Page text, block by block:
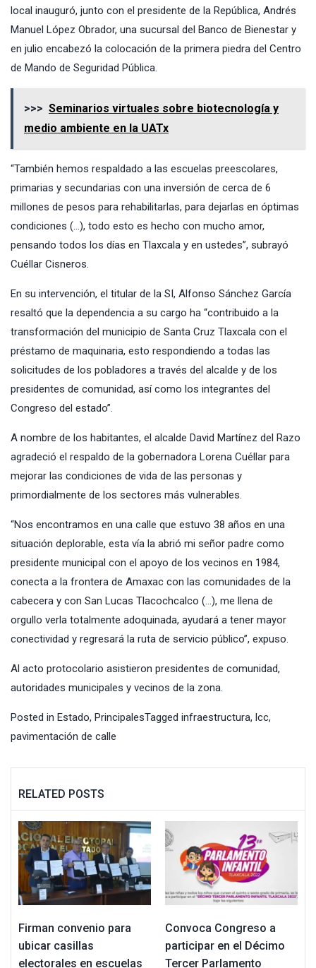
local inauguró, junto con el presidente de la República, Andrés
Manuel López Obrador, una sucursal del Banco de Bienestar y
en julio encabezó la colocación de la primera piedra del Centro
de Mando de Seguridad Pública.
>>> Seminarios virtuales sobre biotecnología y
medio ambiente en la UATx
“También hemos respaldado a las escuelas preescolares,
primarias y secundarias con una inversión de cerca de 6
millones de pesos para rehabilitarlas, para dejarlas en óptimas
condiciones (…), todo esto es hecho con mucho amor,
pensando todos los días en Tlaxcala y en ustedes”, subrayó
Cuéllar Cisneros.
En su intervención, el titular de la SI, Alfonso Sánchez García
resaltó que la dependencia a su cargo ha “contribuido a la
transformación del municipio de Santa Cruz Tlaxcala con el
préstamo de maquinaria, esto respondiendo a todas las
solicitudes de los pobladores a través del alcalde y de los
presidentes de comunidad, así como los integrantes del
Congreso del estado”.
A nombre de los habitantes, el alcalde David Martínez del Razo
agradeció el respaldo de la gobernadora Lorena Cuéllar para
mejorar las condiciones de vida de las personas y
primordialmente de los sectores más vulnerables.
“Nos encontramos en una calle que estuvo 38 años en una
situación deplorable, esta vía la abrió mi señor padre como
presidente municipal con el apoyo de los vecinos en 1984,
conecta a la frontera de Amaxac con las comunidades de la
cabecera y con San Lucas Tlacochcalco (…), me llena de
orgullo verla totalmente adoquinada, ayudará a tener mayor
conectividad y regresará la ruta de servicio público”, expuso.
Al acto protocolario asistieron presidentes de comunidad,
autoridades municipales y vecinos de la zona.
Posted in Estado, PrincipalesTagged infraestructura, lcc,
pavimentación de calle
RELATED POSTS
Firman convenio para
ubicar casillas
electorales en escuelas
Convoca Congreso a
participar en el Décimo
Tercer Parlamento